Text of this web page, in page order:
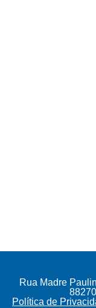
Rua Madre
Política de